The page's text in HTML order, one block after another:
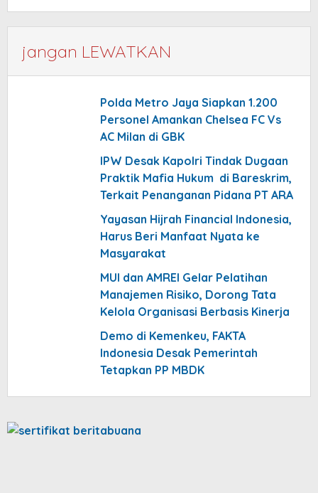
jangan LEWATKAN
Polda Metro Jaya Siapkan 1.200
Personel Amankan Chelsea FC Vs
AC Milan di GBK
IPW Desak Kapolri Tindak Dugaan
Praktik Mafia Hukum di Bareskrim,
Terkait Penanganan Pidana PT ARA
Yayasan Hijrah Financial Indonesia,
Harus Beri Manfaat Nyata ke
Masyarakat
MUI dan AMREI Gelar Pelatihan
Manajemen Risiko, Dorong Tata
Kelola Organisasi Berbasis Kinerja
Demo di Kemenkeu, FAKTA
Indonesia Desak Pemerintah
Tetapkan PP MBDK